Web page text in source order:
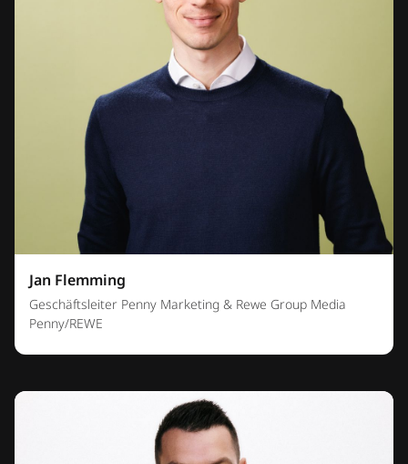
Jan Flemming
Geschäftsleiter Penny Marketing & Rewe Group Media
Penny/REWE